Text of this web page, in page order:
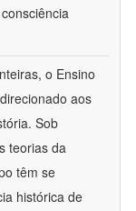
o Ensino
aos
Sob
teorias da
têm se
histórica de